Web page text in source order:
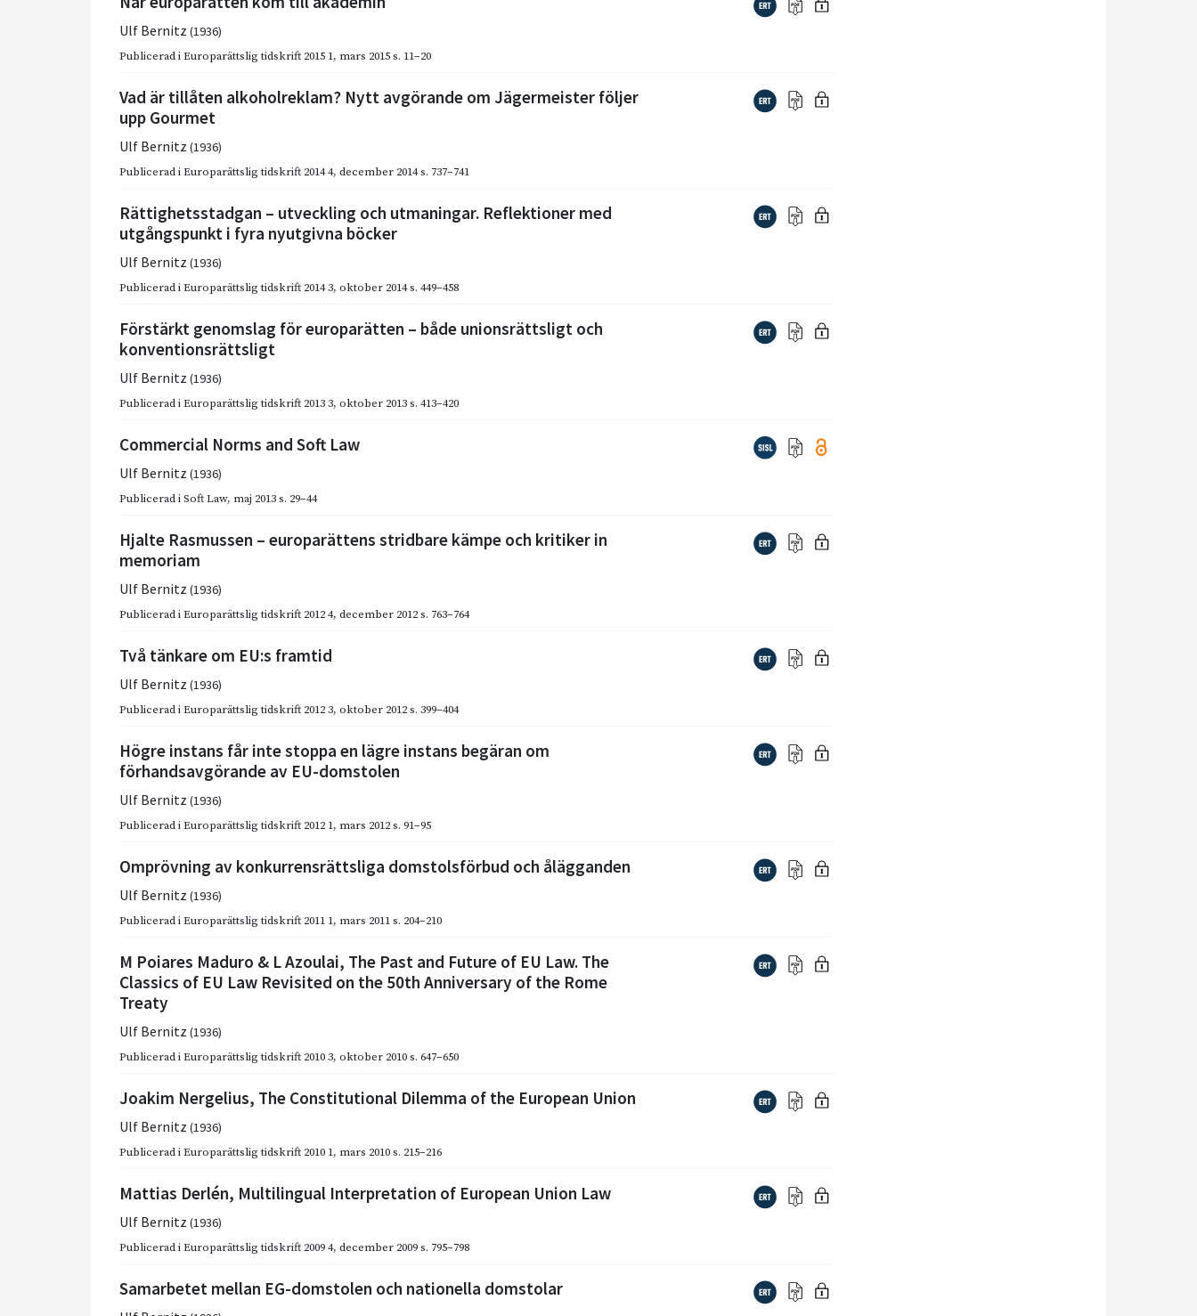
Ulf Bernitz (1936)
Publicerad iEuroparättslig tidskrift 2015 1, mars 2015s. 11–20
Vad är tillåten alkoholreklam? Nytt avgörande om Jägermeister följer
upp Gourmet
Ulf Bernitz (1936)
Publicerad iEuroparättslig tidskrift 2014 4, december 2014s. 737–741
Rättighetsstadgan – utveckling och utmaningar. Reflektioner med
utgångspunkt i fyra nyutgivna böcker
Ulf Bernitz (1936)
Publicerad iEuroparättslig tidskrift 2014 3, oktober 2014s. 449–458
Förstärkt genomslag för europarätten – både unionsrättsligt och
konventionsrättsligt
Ulf Bernitz (1936)
Publicerad iEuroparättslig tidskrift 2013 3, oktober 2013s. 413–420
Commercial Norms and Soft Law
Ulf Bernitz (1936)
Publicerad iSoft Law, maj 2013s. 29–44
Hjalte Rasmussen – europarättens stridbare kämpe och kritiker in
memoriam
Ulf Bernitz (1936)
Publicerad iEuroparättslig tidskrift 2012 4, december 2012s. 763–764
Två tänkare om EU:s framtid
Ulf Bernitz (1936)
Publicerad iEuroparättslig tidskrift 2012 3, oktober 2012s. 399–404
Högre instans får inte stoppa en lägre instans begäran om
förhandsavgörande av EU-domstolen
Ulf Bernitz (1936)
Publicerad iEuroparättslig tidskrift 2012 1, mars 2012s. 91–95
Omprövning av konkurrensrättsliga domstolsförbud och ålägganden
Ulf Bernitz (1936)
Publicerad iEuroparättslig tidskrift 2011 1, mars 2011s. 204–210
M Poiares Maduro & L Azoulai, The Past and Future of EU Law. The
Classics of EU Law Revisited on the 50th Anniversary of the Rome
Treaty
Ulf Bernitz (1936)
Publicerad iEuroparättslig tidskrift 2010 3, oktober 2010s. 647–650
Joakim Nergelius, The Constitutional Dilemma of the European Union
Ulf Bernitz (1936)
Publicerad iEuroparättslig tidskrift 2010 1, mars 2010s. 215–216
Mattias Derlén, Multilingual Interpretation of European Union Law
Ulf Bernitz (1936)
Publicerad iEuroparättslig tidskrift 2009 4, december 2009s. 795–798
Samarbetet mellan EG-domstolen och nationella domstolar